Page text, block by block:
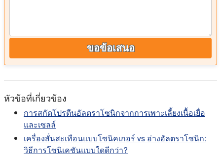
ขอข้อเสนอ
หัวข้อที่เกี่ยวข้อง
การสกัดโปรตีนอัลตราโซนิกจากการเพาะเลี้ยงเนื้อเยื่อ
และเซลล์
เครื่องสั่นสะเทือนแบบโซนิคเกอร์ vs อ่างอัลตราโซนิก:
วิธีการโซนิเคชันแบบใดดีกว่า?